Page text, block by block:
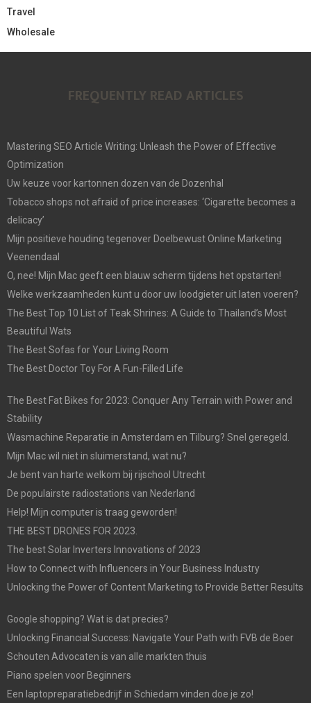
Travel
Wholesale
FREQUENTLY READ ARTICLES
Mastering SEO Article Writing: Unleash the Power of Effective
Optimization
Uw keuze voor kartonnen dozen van de Dozenhal
Tobacco shops not afraid of price increases: ‘Cigarette becomes a
delicacy’
Mijn positieve houding tegenover Doelbewust Online Marketing
Veenendaal
O, nee! Mijn Mac geeft een blauw scherm tijdens het opstarten!
Welke werkzaamheden kunt u door uw loodgieter uit laten voeren?
The Best Top 10 List of Teak Shrines: A Guide to Thailand’s Most
Beautiful Wats
The Best Sofas for Your Living Room
The Best Doctor Toy For A Fun-Filled Life
The Best Fat Bikes for 2023: Conquer Any Terrain with Power and
Stability
Wasmachine Reparatie in Amsterdam en Tilburg? Snel geregeld.
Mijn Mac wil niet in sluimerstand, wat nu?
Je bent van harte welkom bij rijschool Utrecht
De populairste radiostations van Nederland
Help! Mijn computer is traag geworden!
THE BEST DRONES FOR 2023.
The best Solar Inverters Innovations of 2023
How to Connect with Influencers in Your Business Industry
Unlocking the Power of Content Marketing to Provide Better Results
Google shopping? Wat is dat precies?
Unlocking Financial Success: Navigate Your Path with FVB de Boer
Schouten Advocaten is van alle markten thuis
Piano spelen voor Beginners
Een laptopreparatiebedrijf in Schiedam vinden doe je zo!